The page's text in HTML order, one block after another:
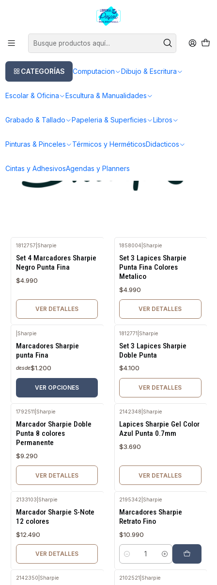
CATEGORÍAS Computacion Dibujo & Escritura
Escolar & Oficina Escultura & Manualidades
Grabado & Tallado Papeleria & Superficies Libros
Pinturas & Pinceles Térmicos y HerméticosDidacticos
Cintas y AdhesivosAgendas y Planners
Este es el texto del slide
Marcador Sharpie
FILTROS
1812757 Sharpie
Set 4 Marcadores Sharpie
Negro Punta Fina
$4.990
VER DETALLES
1858004 Sharpie
Set 3 Lapices Sharpie
Punta Fina Colores
Metalico
$4.990
VER DETALLES
Sharpie
Marcadores Sharpie
punta Fina
desde$1.200
VER OPCIONES
1812771 Sharpie
Set 3 Lapices Sharpie
Doble Punta
$4.100
VER DETALLES
1792511 Sharpie
Marcador Sharpie Doble
Punta 8 colores
Permanente
$9.290
VER DETALLES
2142348 Sharpie
Lapices Sharpie Gel Color
Azul Punta 0.7mm
$3.690
VER DETALLES
2133103 Sharpie
Marcador Sharpie S-Note
12 colores
$12.490
VER DETALLES
2195342 Sharpie
Marcadores Sharpie
Retrato Fino
$10.990
Cantidad
2142350 Sharpie 2102521 Sharpie